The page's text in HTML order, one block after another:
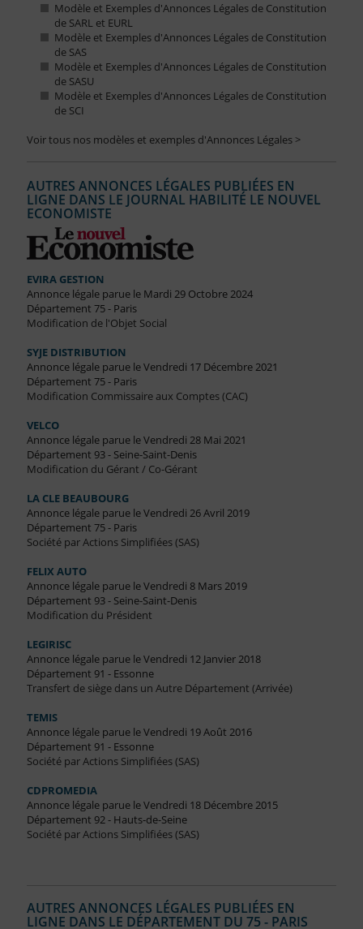
Modèle et Exemples d'Annonces Légales de Constitution
de SARL et EURL
Modèle et Exemples d'Annonces Légales de Constitution
de SAS
Modèle et Exemples d'Annonces Légales de Constitution
de SASU
Modèle et Exemples d'Annonces Légales de Constitution
de SCI
Voir tous nos modèles et exemples d'Annonces Légales >
AUTRES ANNONCES LÉGALES PUBLIÉES EN
LIGNE DANS LE JOURNAL HABILITÉ LE NOUVEL
ECONOMISTE
EVIRA GESTION
Annonce légale parue le Mardi 29 Octobre 2024
Département 75 - Paris
Modification de l'Objet Social
SYJE DISTRIBUTION
Annonce légale parue le Vendredi 17 Décembre 2021
Département 75 - Paris
Modification Commissaire aux Comptes (CAC)
VELCO
Annonce légale parue le Vendredi 28 Mai 2021
Département 93 - Seine-Saint-Denis
Modification du Gérant / Co-Gérant
LA CLE BEAUBOURG
Annonce légale parue le Vendredi 26 Avril 2019
Département 75 - Paris
Société par Actions Simplifiées (SAS)
FELIX AUTO
Annonce légale parue le Vendredi 8 Mars 2019
Département 93 - Seine-Saint-Denis
Modification du Président
LEGIRISC
Annonce légale parue le Vendredi 12 Janvier 2018
Département 91 - Essonne
Transfert de siège dans un Autre Département (Arrivée)
TEMIS
Annonce légale parue le Vendredi 19 Août 2016
Département 91 - Essonne
Société par Actions Simplifiées (SAS)
CDPROMEDIA
Annonce légale parue le Vendredi 18 Décembre 2015
Département 92 - Hauts-de-Seine
Société par Actions Simplifiées (SAS)
AUTRES ANNONCES LÉGALES PUBLIÉES EN
LIGNE DANS LE DÉPARTEMENT DU 75 - PARIS